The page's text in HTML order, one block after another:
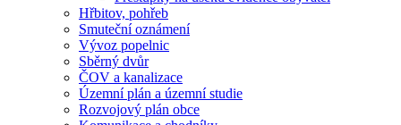
Hřbitov, pohřeb
Smuteční oznámení
Vývoz popelnic
Sběrný dvůr
ČOV a kanalizace
Územní plán a územní studie
Rozvojový plán obce